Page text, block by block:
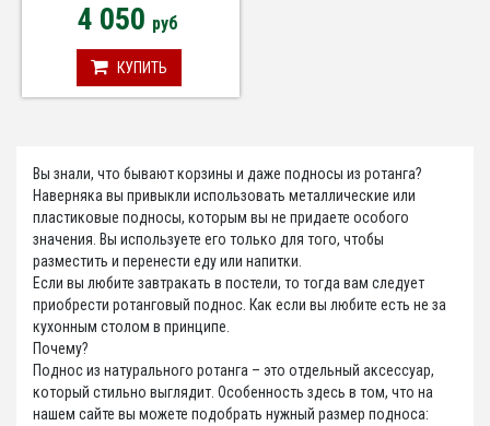
4 050 руб
КУПИТЬ
Вы знали, что бывают корзины и даже подносы из ротанга?
Наверняка вы привыкли использовать металлические или
пластиковые подносы, которым вы не придаете особого
значения. Вы используете его только для того, чтобы
разместить и перенести еду или напитки.
Если вы любите завтракать в постели, то тогда вам следует
приобрести ротанговый поднос. Как если вы любите есть не за
кухонным столом в принципе.
Почему?
Поднос из натурального ротанга – это отдельный аксессуар,
который стильно выглядит. Особенность здесь в том, что на
нашем сайте вы можете подобрать нужный размер подноса: